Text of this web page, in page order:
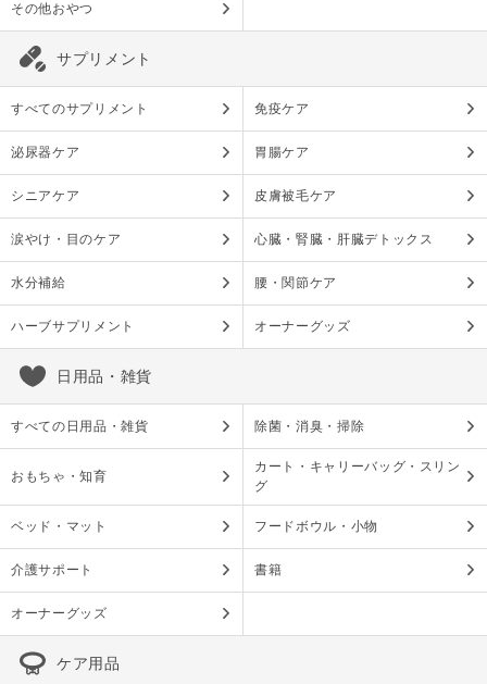
その他おやつ
サプリメント
すべてのサプリメント 免疫ケア
泌尿器ケア 胃腸ケア
シニアケア 皮膚被毛ケア
涙やけ・目のケア 心臓・腎臓・肝臓デトックス
水分補給 腰・関節ケア
ハーブサプリメント オーナーグッズ
日用品・雑貨
すべての日用品・雑貨 除菌・消臭・掃除
おもちゃ・知育
カート・キャリーバッグ・スリン
グ
ベッド・マット フードボウル・小物
介護サポート 書籍
オーナーグッズ
ケア用品